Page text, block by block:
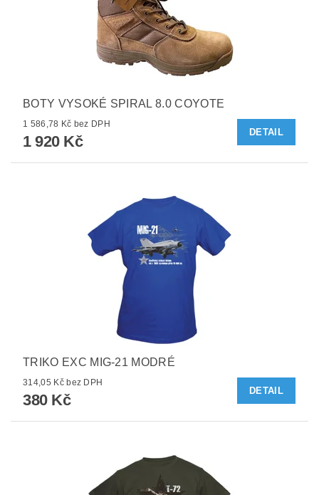
BOTY VYSOKÉ SPIRAL 8.0 COYOTE
1 586,78 Kč bez DPH
1 920 Kč
DETAIL
TRIKO EXC MIG-21 MODRÉ
314,05 Kč bez DPH
380 Kč
DETAIL